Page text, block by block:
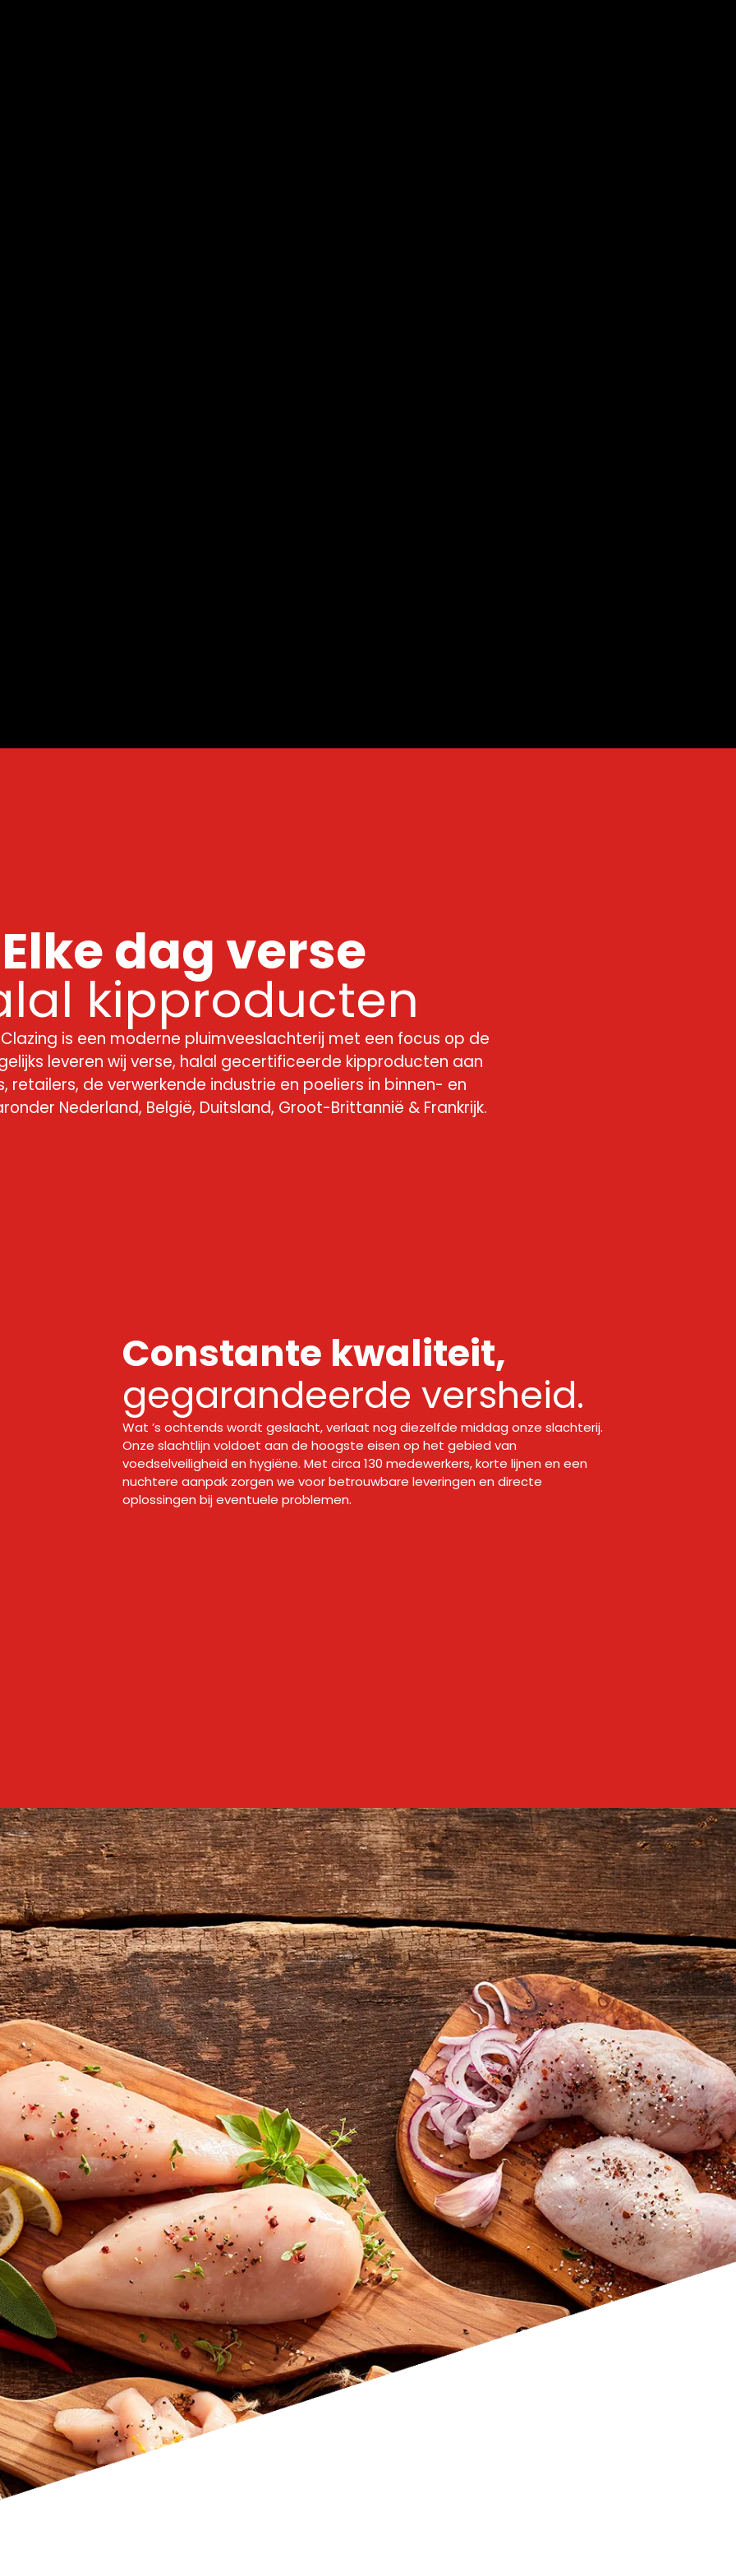
Elke dag verse
kipproducten
is een moderne pluimveeslachterij met een focus op de
leveren wij verse, halal gecertificeerde kipproducten aan
retailers, de verwerkende industrie en poeliers in binnen- en
Nederland, België, Duitsland, Groot-Brittannië & Frankrijk.
Constante kwaliteit,
gegarandeerde versheid.
Wat ’s ochtends wordt geslacht, verlaat nog diezelfde middag onze slachterij.
Onze slachtlijn voldoet aan de hoogste eisen op het gebied van
voedselveiligheid en hygiëne. Met circa 130 medewerkers, korte lijnen en een
nuchtere aanpak zorgen we voor betrouwbare leveringen en directe
oplossingen bij eventuele problemen.